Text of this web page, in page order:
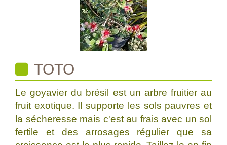
TOTO
Le goyavier du brésil est un arbre fruitier au
fruit exotique. Il supporte les sols pauvres et
la sécheresse mais c'est au frais avec un sol
fertile et des arrosages régulier que sa